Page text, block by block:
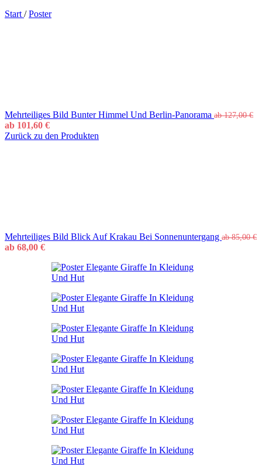
Start / Poster
Mehrteiliges Bild Bunter Himmel Und Berlin-Panorama ab127,00€
ab 101,60 €
Zurück zu den Produkten
Mehrteiliges Bild Blick Auf Krakau Bei Sonnenuntergang ab85,00€
ab 68,00 €